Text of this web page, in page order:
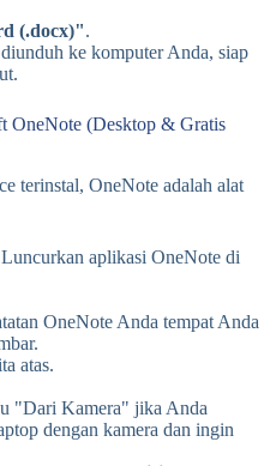
(.docx)".
ke komputer Anda, siap
OneNote (Desktop & Gratis
terinstal, OneNote adalah alat
Luncurkan aplikasi OneNote di
OneNote Anda tempat Anda
atas.
"Dari Kamera" jika Anda
dengan kamera dan ingin